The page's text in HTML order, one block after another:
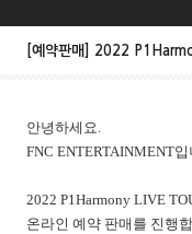
[예약판매] 2022
안녕하세요.
FNC ENTERTAINMENT
2022 P1Harmony LIVE
온라인 예약 판매를 진행